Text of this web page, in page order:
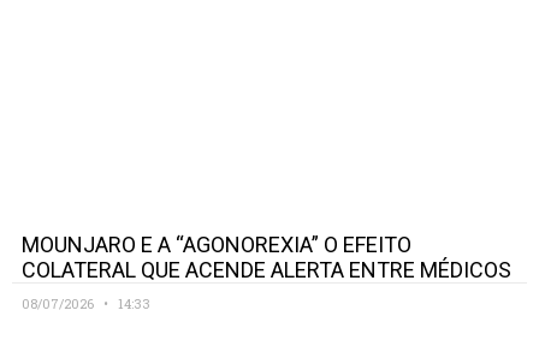
MOUNJARO E A “AGONOREXIA” O EFEITO
COLATERAL QUE ACENDE ALERTA ENTRE MÉDICOS
08/07/2026 14:33